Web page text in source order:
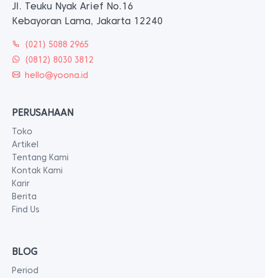
Jl. Teuku Nyak Arief No.16
Kebayoran Lama, Jakarta 12240
(021) 5088 2965
(0812) 8030 3812
hello@yoona.id
PERUSAHAAN
Toko
Artikel
Tentang Kami
Kontak Kami
Karir
Berita
Find Us
BLOG
Period